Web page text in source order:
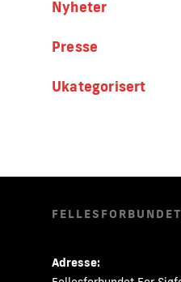
Nyheter
Presse
Ukategorisert
Adresse: